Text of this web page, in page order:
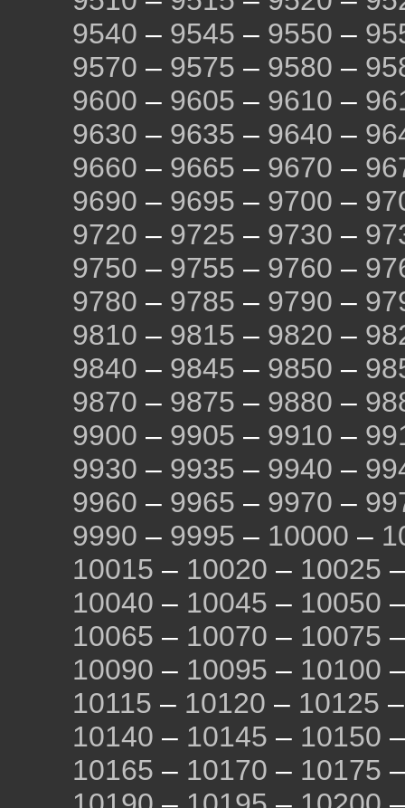
9540 – 9545 – 9550 –
9570 – 9575 – 9580 –
9600 – 9605 – 9610 –
9630 – 9635 – 9640 –
9660 – 9665 – 9670 –
9690 – 9695 – 9700 –
9720 – 9725 – 9730 –
9750 – 9755 – 9760 –
9780 – 9785 – 9790 –
9810 – 9815 – 9820 –
9840 – 9845 – 9850 –
9870 – 9875 – 9880 –
9900 – 9905 – 9910 –
9930 – 9935 – 9940 –
9960 – 9965 – 9970 –
9990 – 9995 – 10000 –
10015 – 10020 – 10025
10040 – 10045 – 10050
10065 – 10070 – 10075
10090 – 10095 – 10100
10115 – 10120 – 10125
10140 – 10145 – 10150
10165 – 10170 – 10175